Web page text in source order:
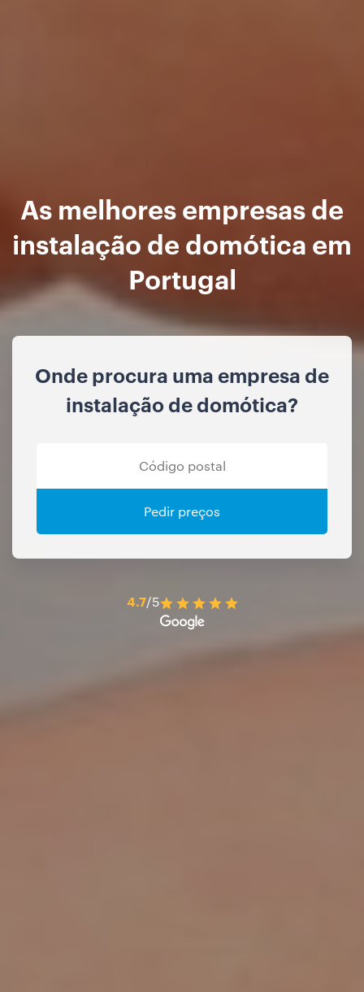
As melhores empresas de
instalação de domótica em
Portugal
Onde procura uma empresa de
instalação de domótica?
Pedir preços
4.7/5